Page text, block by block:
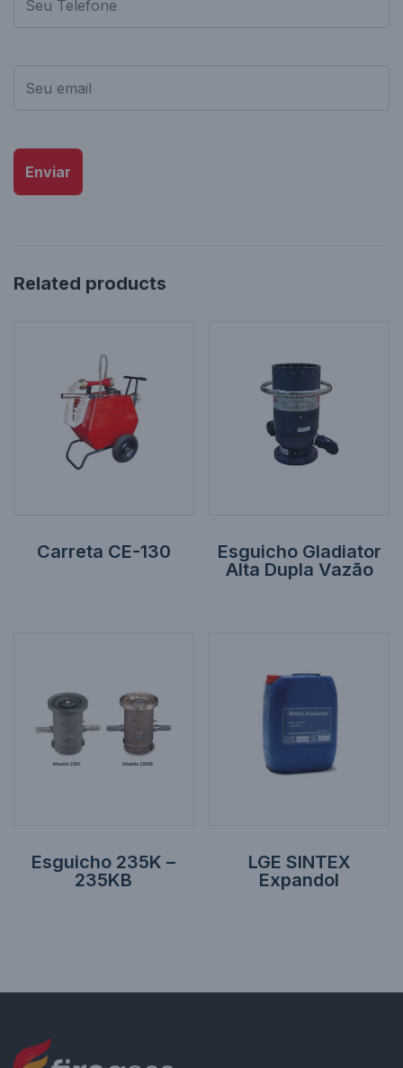
Enviar
Related products
Carreta CE-130
Esguicho Gladiator
Alta Dupla Vazão
Esguicho 235K –
235KB
LGE SINTEX
Expandol